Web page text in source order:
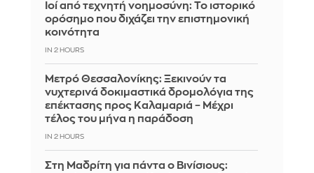
Ιοί από τεχνητή νοημοσύνη: Το ιστορικό
ορόσημο που διχάζει την επιστημονική
κοινότητα
IN 2 HOURS
Μετρό Θεσσαλονίκης: Ξεκινούν τα
νυχτερινά δοκιμαστικά δρομολόγια της
επέκτασης προς Καλαμαριά – Μέχρι
τέλος του μήνα η παράδοση
IN 2 HOURS
Στη Μαδρίτη για πάντα ο Βινίσιους: